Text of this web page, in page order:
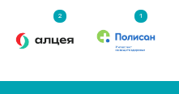
2 1